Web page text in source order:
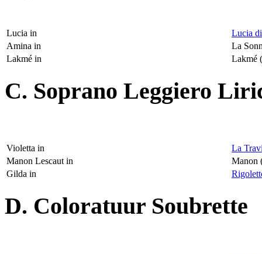
Lucia in
Lucia
Amina in
La
Lakmé in
Lakmé
C. Soprano Leggiero
Violetta in
La
Manon Lescaut in
Manon
Gilda in
D. Coloratuur Soubrette